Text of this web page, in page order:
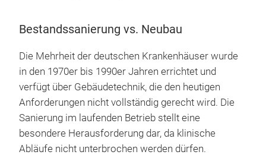
Bestandssanierung vs. Neubau
Die Mehrheit der deutschen Krankenhäuser wurde
in den 1970er bis 1990er Jahren errichtet und
verfügt über Gebäudetechnik, die den heutigen
Anforderungen nicht vollständig gerecht wird. Die
Sanierung im laufenden Betrieb stellt eine
besondere Herausforderung dar, da klinische
Abläufe nicht unterbrochen werden dürfen.